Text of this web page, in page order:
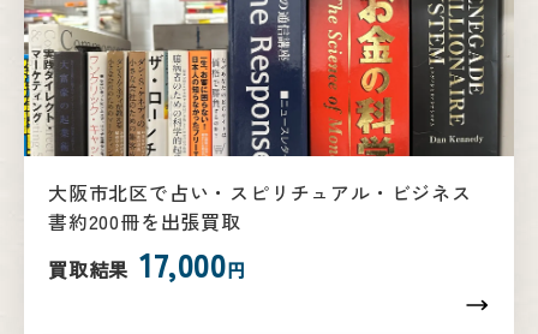
大阪市北区で占い・スピリチュアル・ビジネス
書約200冊を出張買取
買取結果 17,000円